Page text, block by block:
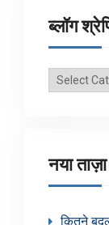
ब्लॉग
ब्लॉग
नया ताज़ा
कितने